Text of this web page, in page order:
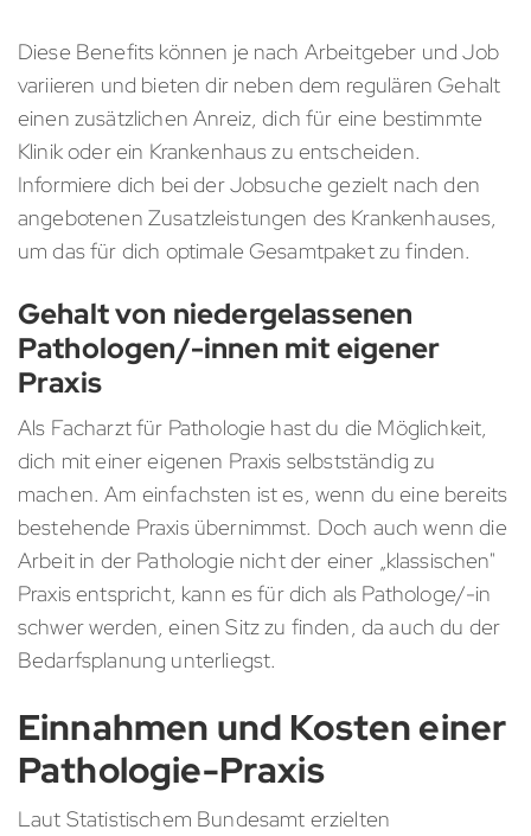
Diese Benefits können je nach Arbeitgeber und Job
variieren und bieten dir neben dem regulären Gehalt
einen zusätzlichen Anreiz, dich für eine bestimmte
Klinik oder ein Krankenhaus zu entscheiden.
Informiere dich bei der Jobsuche gezielt nach den
angebotenen Zusatzleistungen des Krankenhauses,
um das für dich optimale Gesamtpaket zu finden.
Gehalt von niedergelassenen
Pathologen/-innen mit eigener
Praxis
Als Facharzt für Pathologie hast du die Möglichkeit,
dich mit einer eigenen Praxis selbstständig zu
machen. Am einfachsten ist es, wenn du eine bereits
bestehende Praxis übernimmst. Doch auch wenn die
Arbeit in der Pathologie nicht der einer „klassischen"
Praxis entspricht, kann es für dich als Pathologe/-in
schwer werden, einen Sitz zu finden, da auch du der
Bedarfsplanung unterliegst.
Einnahmen und Kosten einer
Pathologie-Praxis
Laut Statistischem Bundesamt erzielten